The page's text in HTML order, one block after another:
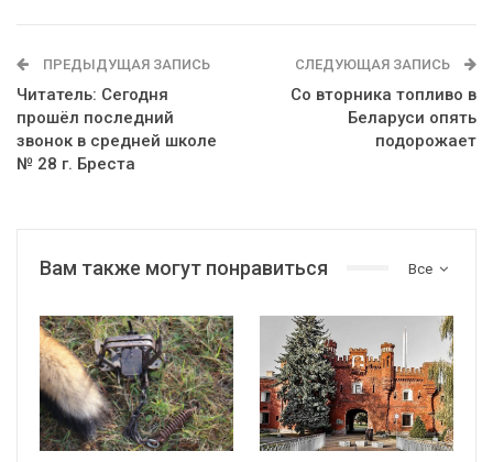
ПРЕДЫДУЩАЯ ЗАПИСЬ
Читатель: Сегодня
прошёл последний
звонок в средней школе
№ 28 г. Бреста
СЛЕДУЮЩАЯ ЗАПИСЬ
Со вторника топливо в
Беларуси опять
подорожает
Все
Вам также могут понравиться